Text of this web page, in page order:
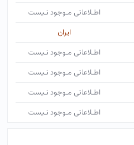
اطـلاعاتی مـوجود نـیست
ایران
اطـلاعاتی مـوجود نـیست
اطـلاعاتی مـوجود نـیست
اطـلاعاتی مـوجود نـیست
اطـلاعاتی مـوجود نـیست